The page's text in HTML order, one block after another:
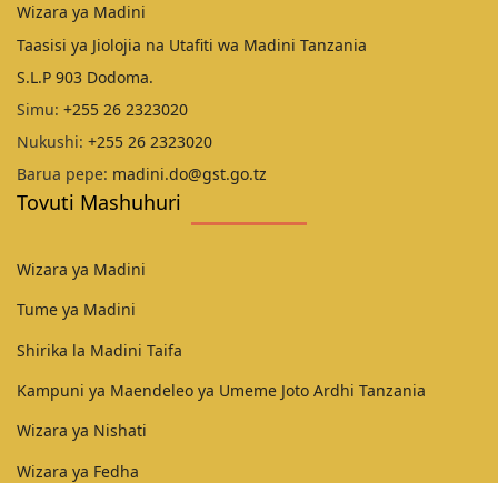
Wizara ya Madini
Taasisi ya Jiolojia na Utafiti wa Madini Tanzania
S.L.P 903 Dodoma.
Simu: +255 26 2323020
Nukushi: +255 26 2323020
Barua pepe: madini.do@gst.go.tz
Tovuti Mashuhuri
Wizara ya Madini
Tume ya Madini
Shirika la Madini Taifa
Kampuni ya Maendeleo ya Umeme Joto Ardhi Tanzania
Wizara ya Nishati
Wizara ya Fedha